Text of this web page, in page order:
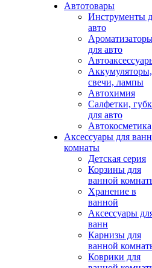
Автотовары
Инструменты
авто
для авто
Аккумуляторы,
свечи, лампы
Автохимия
Салфетки,
для авто
Автокосметика
Аксессуары для
комнаты
Детская серия
Корзины для
ванной
Хранение в
ванной
Аксессуары
ванн
Карнизы для
ванной
Коврики для